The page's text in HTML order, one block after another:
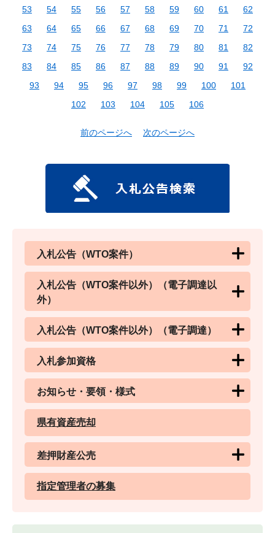
53
54 55 56 57 58 59 60 61
62
63
64 65 66 67 68 69 70 71
72
73
74 75 76 77 78 79 80 81
82
83
84 85 86 87 88 89 90 91
92
93
94 95 96 97 98 99 100
101
102
103 104 105 106
前のページへ 次のページへ
入札公告（WTO案件）
入札公告（WTO案件以外）（電子調達以
外）
入札公告（WTO案件以外）（電子調達）
入札参加資格
お知らせ・要領・様式
県有資産売却
差押財産公売
指定管理者の募集